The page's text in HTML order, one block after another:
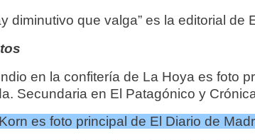
diminutivo que valga” es la editorial de
en la confitería de La Hoya es foto
Secundaria en El Patagónico y
es foto principal de El Diario de